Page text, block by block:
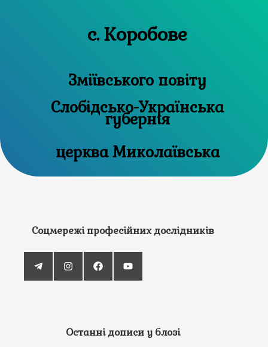
с. Коробове
Зміївського повіту
Слобідсько-Українська
губернія
церква Миколаївська
Соцмережі професійних дослідників
Останні дописи у блозі